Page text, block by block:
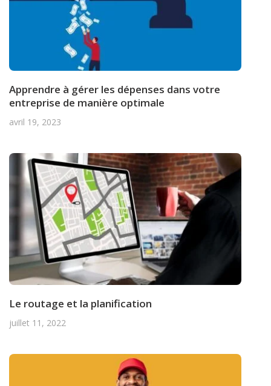
Apprendre à gérer les dépenses dans votre
entreprise de manière optimale
avril 19, 2023
Le routage et la planification
juillet 11, 2022